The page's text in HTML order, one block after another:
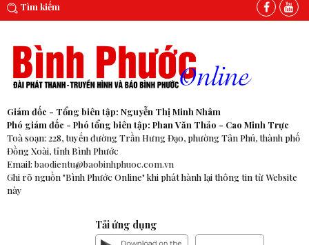
Tìm kiếm
Giám đốc - Tổng biên tập: Nguyễn Thị Minh Nhâm
Phó giám đốc - Phó tổng biên tập: Phan Văn Thảo - Cao Minh Trực
Toà soạn: 228, tuyến đường Trần Hưng Đạo, phường Tân Phú, thành phố
Đồng Xoài, tỉnh Bình Phước
Email: baodientu@baobinhphuoc.com.vn
Ghi rõ nguồn "Bình Phước Online" khi phát hành lại thông tin từ Website
này
Tải ứng dụng